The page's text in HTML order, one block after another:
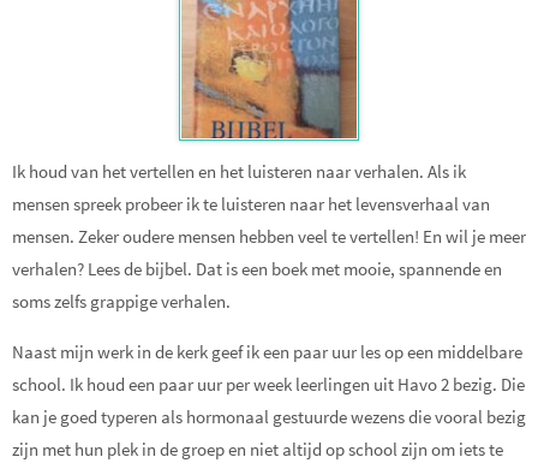
Ik houd van het vertellen en het luisteren naar verhalen. Als ik
mensen spreek probeer ik te luisteren naar het levensverhaal van
mensen. Zeker oudere mensen hebben veel te vertellen! En wil je meer
verhalen? Lees de bijbel. Dat is een boek met mooie, spannende en
soms zelfs grappige verhalen.
Naast mijn werk in de kerk geef ik een paar uur les op een middelbare
school. Ik houd een paar uur per week leerlingen uit Havo 2 bezig. Die
kan je goed typeren als hormonaal gestuurde wezens die vooral bezig
zijn met hun plek in de groep en niet altijd op school zijn om iets te